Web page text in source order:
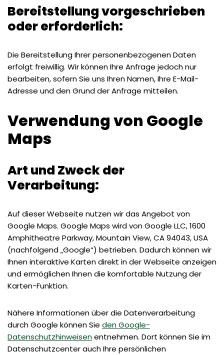
Bereitstellung vorgeschrieben
oder erforderlich:
Die Bereitstellung Ihrer personenbezogenen Daten
erfolgt freiwillig. Wir können Ihre Anfrage jedoch nur
bearbeiten, sofern Sie uns Ihren Namen, Ihre E-Mail-
Adresse und den Grund der Anfrage mitteilen.
Verwendung von Google
Maps
Art und Zweck der
Verarbeitung:
Auf dieser Webseite nutzen wir das Angebot von
Google Maps. Google Maps wird von Google LLC, 1600
Amphitheatre Parkway, Mountain View, CA 94043, USA
(nachfolgend „Google“) betrieben. Dadurch können wir
Ihnen interaktive Karten direkt in der Webseite anzeigen
und ermöglichen Ihnen die komfortable Nutzung der
Karten-Funktion.
Nähere Informationen über die Datenverarbeitung
durch Google können Sie den Google-
Datenschutzhinweisenentnehmen. Dort können Sie im
Datenschutzcenter auch Ihre persönlichen